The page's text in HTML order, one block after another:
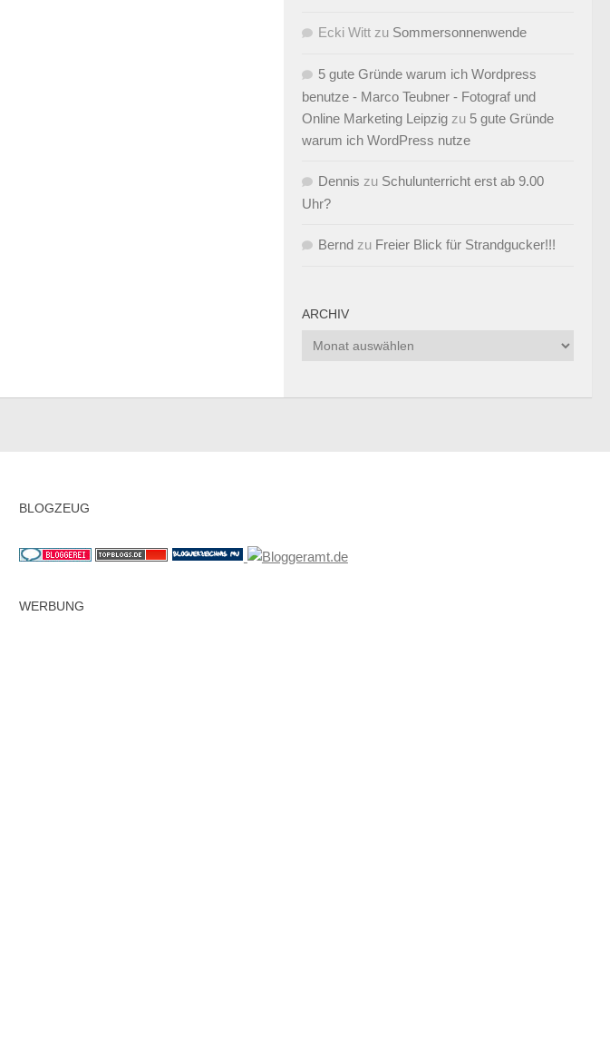
Ecki Witt zu Sommersonnenwende
5 gute Gründe warum ich Wordpress
benutze - Marco Teubner - Fotograf und
Online Marketing Leipzig zu 5 gute Gründe
warum ich WordPress nutze
Dennis zu Schulunterricht erst ab 9.00
Uhr?
Bernd zu Freier Blick für Strandgucker!!!
ARCHIV
Archiv
BLOGZEUG
WERBUNG